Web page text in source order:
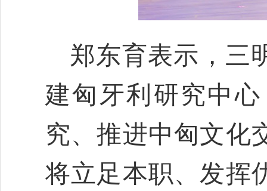
郑东育表示，三
建匈牙利研究中
究、推进中匈文化
将立足本职、发挥